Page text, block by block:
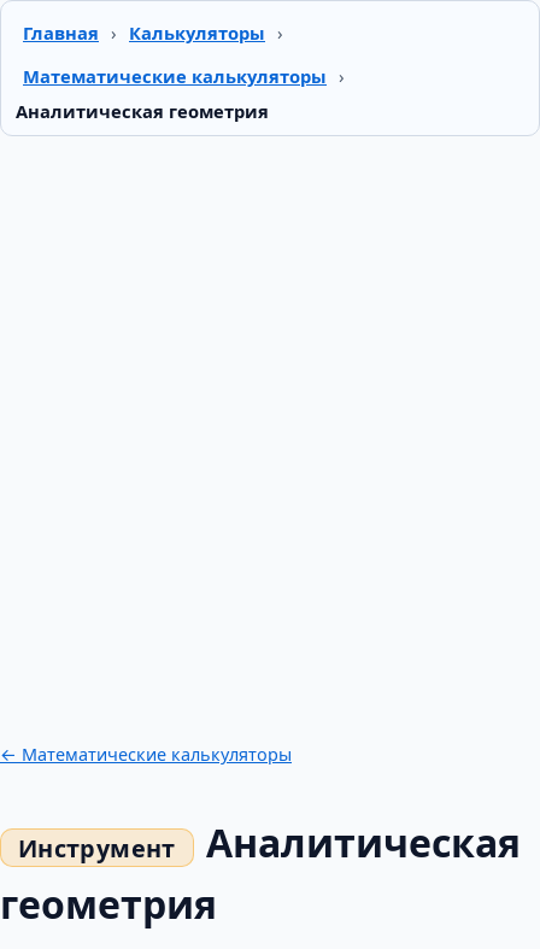
Главная › Калькуляторы ›
Математические калькуляторы ›
Аналитическая геометрия
← Математические калькуляторы
Аналитическая
геометрия